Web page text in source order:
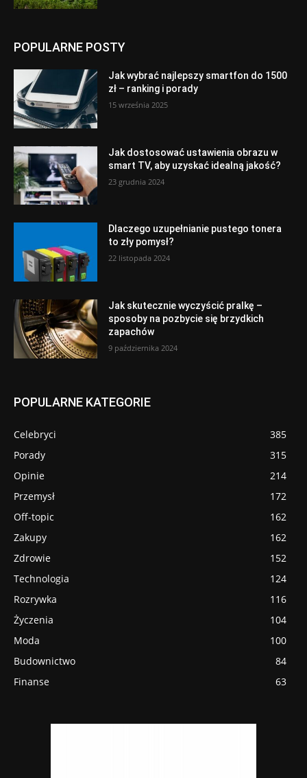
POPULARNE POSTY
Jak wybrać najlepszy smartfon do 1500
zł – ranking i porady
15 września 2025
Jak dostosować ustawienia obrazu w
smart TV, aby uzyskać idealną jakość?
23 grudnia 2024
Dlaczego uzupełnianie pustego tonera
to zły pomysł?
22 listopada 2024
Jak skutecznie wyczyścić pralkę –
sposoby na pozbycie się brzydkich
zapachów
9 października 2024
POPULARNE KATEGORIE
Celebryci
385
Porady
315
Opinie
214
Przemysł
172
Off-topic
162
Zakupy
162
Zdrowie
152
Technologia
124
Rozrywka
116
Życzenia
104
Moda
100
Budownictwo
84
Finanse
63